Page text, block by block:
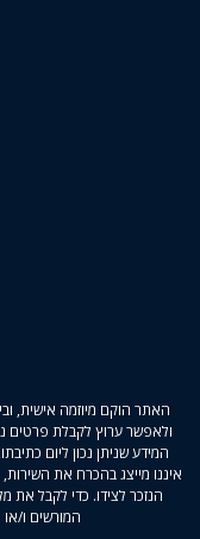
האתר הוקם מיוזמה אישית,
ולאפשר ערוץ לקבלת פרטים
המידע שניתן נכון ליום
איננו מייצג בהכרח את
הנזכר לצידו. כדי לקבל את
המורשים ו/